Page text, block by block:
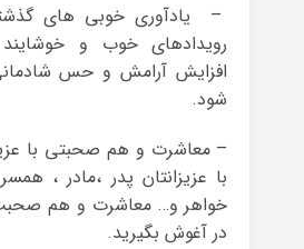
– یادآوری خوبی های
رویدادهای خوب و
افزایش آرامش و حس
شود.
– معاشرت و هم صحبتی با
با عزیزانتان پدر ،مادر ،
خواهر و… معاشرت و هم صحبت
در آغوش بگیرید.